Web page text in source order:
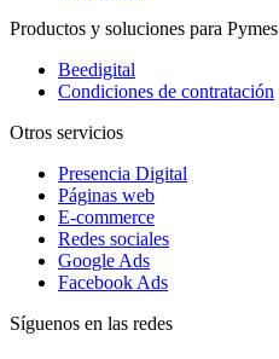
Productos y soluciones para Pymes
Beedigital
Condiciones de contratación
Otros servicios
Presencia Digital
Páginas web
E-commerce
Redes sociales
Google Ads
Facebook Ads
Síguenos en las redes